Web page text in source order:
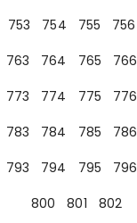
753 754 755 756
763 764 765 766
773 774 775 776
783 784 785 786
793 794 795 796
800
801 802